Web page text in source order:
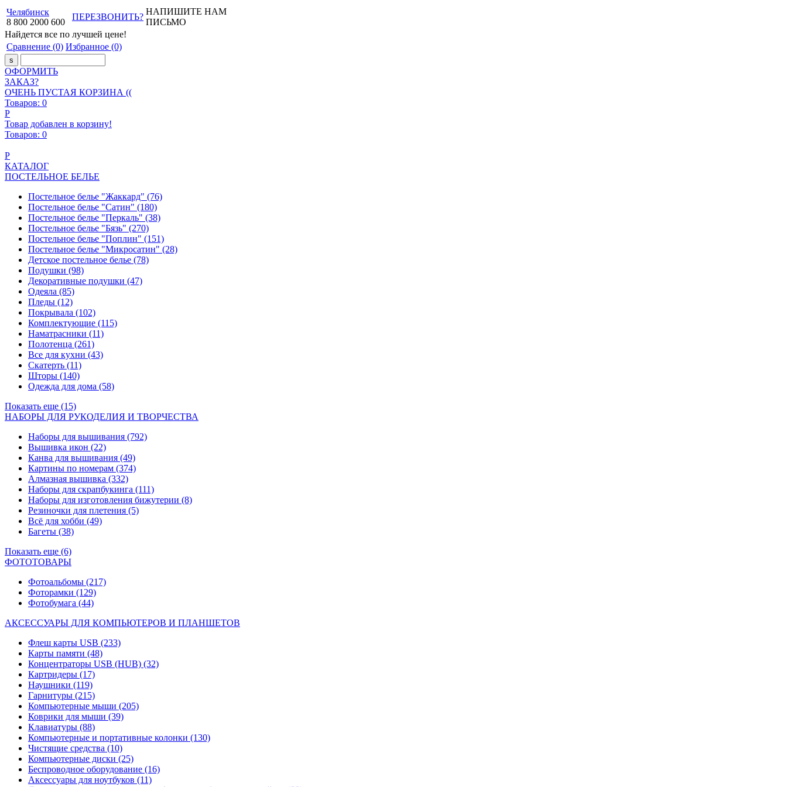
Челябинск
8 800 2000 600
ПЕРЕЗВОНИТЬ?
НАПИШИТЕ НАМ
ПИСЬМО
Найдется все по лучшей цене!
Сравнение (0) Избранное (0)
ОФОРМИТЬ
ЗАКАЗ?
ОЧЕНЬ ПУСТАЯ КОРЗИНА ((
Товаров: 0
Р
Товар добавлен в корзину!
Товаров: 0
Р
КАТАЛОГ
ПОСТЕЛЬНОЕ БЕЛЬЕ
Постельное белье "Жаккард" (76)
Постельное белье "Сатин" (180)
Постельное белье "Перкаль" (38)
Постельное белье "Бязь" (270)
Постельное белье "Поплин" (151)
Постельное белье "Микросатин" (28)
Детское постельное белье (78)
Подушки (98)
Декоративные подушки (47)
Одеяла (85)
Пледы (12)
Покрывала (102)
Комплектующие (115)
Наматрасники (11)
Полотенца (261)
Все для кухни (43)
Скатерть (11)
Шторы (140)
Одежда для дома (58)
Показать еще (15)
НАБОРЫ ДЛЯ РУКОДЕЛИЯ И ТВОРЧЕСТВА
Наборы для вышивания (792)
Вышивка икон (22)
Канва для вышивания (49)
Картины по номерам (374)
Алмазная вышивка (332)
Наборы для скрапбукинга (111)
Наборы для изготовления бижутерии (8)
Резиночки для плетения (5)
Всё для хобби (49)
Багеты (38)
Показать еще (6)
ФОТОТОВАРЫ
Фотоальбомы (217)
Фоторамки (129)
Фотобумага (44)
АКСЕССУАРЫ ДЛЯ КОМПЬЮТЕРОВ И ПЛАНШЕТОВ
Флеш карты USB (233)
Карты памяти (48)
Концентраторы USB (HUB) (32)
Картридеры (17)
Наушники (119)
Гарнитуры (215)
Компьютерные мыши (205)
Коврики для мыши (39)
Клавиатуры (88)
Компьютерные и портативные колонки (130)
Чистящие средства (10)
Компьютерные диски (25)
Беспроводное оборудование (16)
Аксессуары для ноутбуков (11)